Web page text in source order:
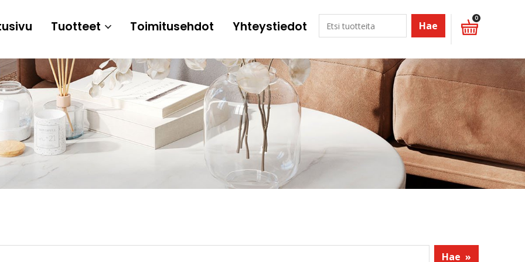
Tuotteet Toimitusehdot Yhteystiedot Hae
0
Hae »